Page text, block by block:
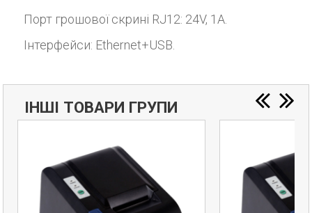
Порт грошової скрині RJ12: 24V, 1A.
Інтерфейси: Ethernet+USB.
ІНШІ ТОВАРИ ГРУПИ